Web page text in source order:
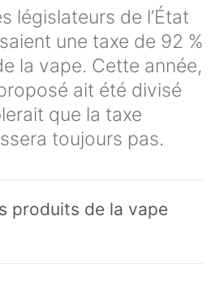
législateurs de l’État
une taxe de 92 %
la vape. Cette année,
ait été divisé
que la taxe
toujours pas.
produits de la vape